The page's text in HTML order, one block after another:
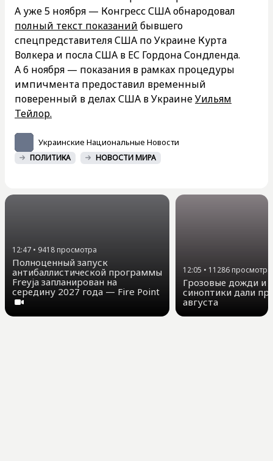
А уже 5 ноября — Конгресс США обнародовал
полный текст показаний бывшего
спецпредставителя США по Украине Курта
Волкера и посла США в ЕС Гордона Сондленда.
А 6 ноября — показания в рамках процедуры
импичмента предоставил временный
поверенный в делах США в УкраинеУильям
Тейлор.
Украинские Национальные Новости
ПОЛИТИКА НОВОСТИ МИРА
12:47 • 9418 просмотра
Полноценный запуск
антибаллистической программы
Freyja запланирован на
середину 2027 года — Fire Point
12:05 • 11286просмотра
Грозовые дожди и
синоптики дали
августа